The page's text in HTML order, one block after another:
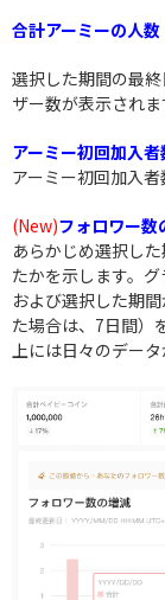
合計アーミーの人数
選択した期間の最
ザー数が表示されま
アーミー初回加入者
アーミー初回加入者
(New)フォロワー数
あらかじめ選択し
たかを示します。
および選択した期
た場合は、7日間）
上には日々のデータ